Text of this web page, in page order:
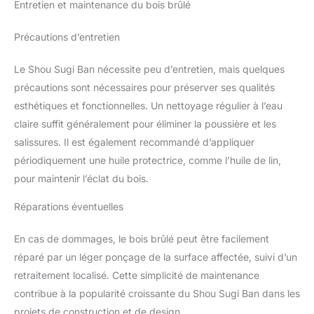
maison rangée et organisée,
nombreuses années, tout en conservant leur apparence
Style et Esthétique: L'effet brûlé et la finition naturelle du bois
unique à votre maison, tout en étant des éléments pratiques de
votre aménagement. Grâce à leur apparence moderne et
rustique, elles deviendront un ornement pour chaque pièce.
la version qui correspond le mieux à votre style - effet brûlé ou
finition naturelle, et ajoutez notre boîte en bois à votre panier
dès maintenant. Voyez comment votre intérieur se transforme
en un havre d'organisation et de style.
Entretien et maintenance du bois brûlé
Précautions d’entretien
Le Shou Sugi Ban nécessite peu d’entretien, mais quelques
précautions sont nécessaires pour préserver ses qualités
esthétiques et fonctionnelles. Un nettoyage régulier à l’eau
claire suffit généralement pour éliminer la poussière et les
salissures. Il est également recommandé d’appliquer
périodiquement une huile protectrice, comme l’huile de lin,
pour maintenir l’éclat du bois.
Réparations éventuelles
En cas de dommages, le bois brûlé peut être facilement
réparé par un léger ponçage de la surface affectée, suivi d’un
retraitement localisé. Cette simplicité de maintenance
contribue à la popularité croissante du Shou Sugi Ban dans les